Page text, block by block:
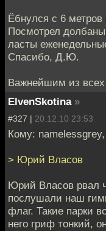
Ёбнулся с 6 метров
Посмотрел
ласты
Спасибо, Д.Ю.
Важнейшим из всех
ElvenSkotina »
#327 | 20.12.10 23:53
Кому: namelessgrey,
> Юрий Власов
Юрий Власов рвал
послушали наш
флаг. Такие парки
него гриф тонкий,